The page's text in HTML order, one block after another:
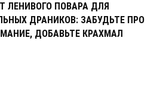
ЛЕНИВОГО ПОВАРА ДЛЯ
ДРАНИКОВ: ЗАБУДЬТЕ ПРО
ДОБАВЬТЕ КРАХМАЛ